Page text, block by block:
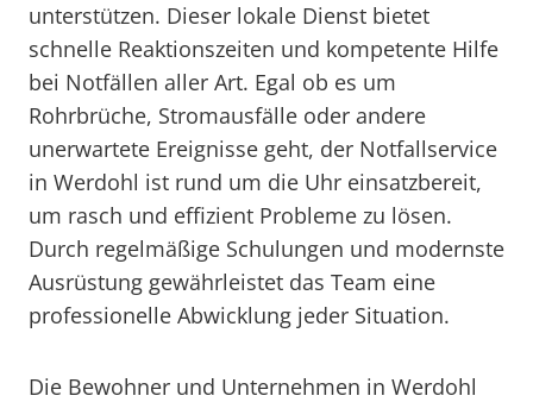
unterstützen. Dieser lokale Dienst bietet
schnelle Reaktionszeiten und kompetente Hilfe
bei Notfällen aller Art. Egal ob es um
Rohrbrüche, Stromausfälle oder andere
unerwartete Ereignisse geht, der Notfallservice
in Werdohl ist rund um die Uhr einsatzbereit,
um rasch und effizient Probleme zu lösen.
Durch regelmäßige Schulungen und modernste
Ausrüstung gewährleistet das Team eine
professionelle Abwicklung jeder Situation.
Die Bewohner und Unternehmen in Werdohl